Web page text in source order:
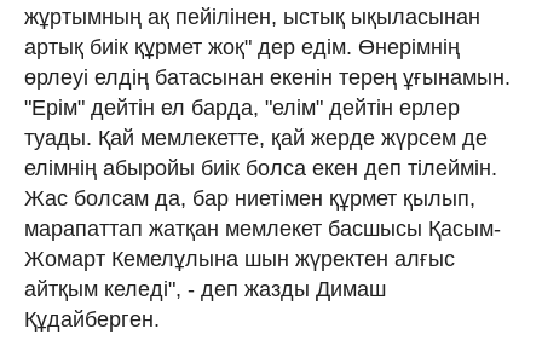
жұртымның ақ пейілінен, ыстық ықыласынан
артық биік құрмет жоқ" дер едім. Өнерімнің
өрлеуі елдің батасынан екенін терең ұғынамын.
"Ерім" дейтін ел барда, "елім" дейтін ерлер
туады. Қай мемлекетте, қай жерде жүрсем де
елімнің абыройы биік болса екен деп тілеймін.
Жас болсам да, бар ниетімен құрмет қылып,
марапаттап жатқан мемлекет басшысы Қасым-
Жомарт Кемелұлына шын жүректен алғыс
айтқым келеді", - деп жазды Димаш
Құдайберген.